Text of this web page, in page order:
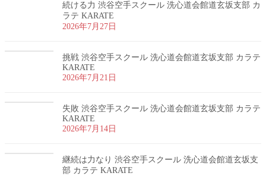
続ける力 渋谷空手スクール 洗心道会館道玄坂支部 カ
ラテ KARATE
2026年7月27日
挑戦 渋谷空手スクール 洗心道会館道玄坂支部 カラテ
KARATE
2026年7月21日
失敗 渋谷空手スクール 洗心道会館道玄坂支部 カラテ
KARATE
2026年7月14日
継続は力なり 渋谷空手スクール 洗心道会館道玄坂支
部 カラテ KARATE